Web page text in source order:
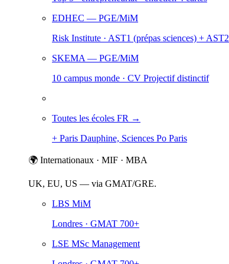
EDHEC — PGE/MiM
Risk Institute · AST1 (prépas sciences) + AST2
SKEMA — PGE/MiM
10 campus monde · CV Projectif distinctif
Toutes les écoles FR →
+ Paris Dauphine, Sciences Po Paris
🌍 Internationaux · MIF · MBA
UK, EU, US — via GMAT/GRE.
LBS MiM
Londres · GMAT 700+
LSE MSc Management